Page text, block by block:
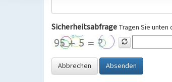
Sicherheitsabfrage Tragen Sie unten
Abbrechen Absenden